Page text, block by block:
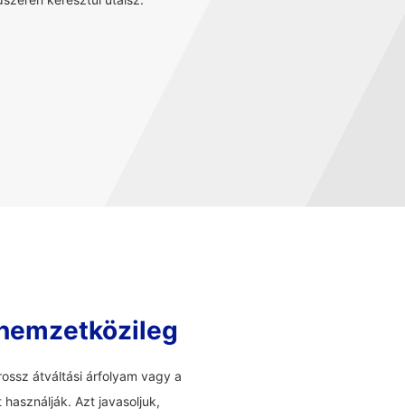
átváltási árfolyam vagy a
Azt javasoljuk,